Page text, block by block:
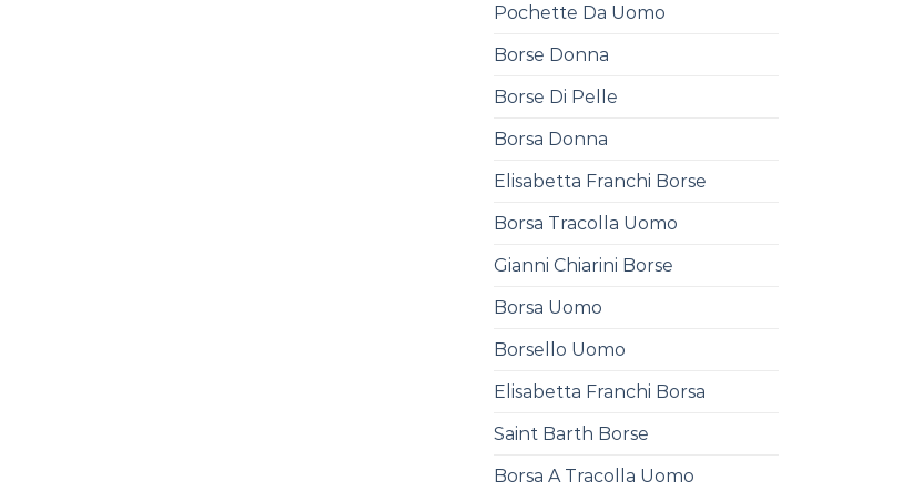
Pochette Da Uomo
Borse Donna
Borse Di Pelle
Borsa Donna
Elisabetta Franchi Borse
Borsa Tracolla Uomo
Gianni Chiarini Borse
Borsa Uomo
Borsello Uomo
Elisabetta Franchi Borsa
Saint Barth Borse
Borsa A Tracolla Uomo